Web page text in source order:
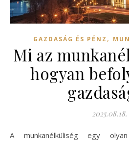
GAZDASÁG ÉS PÉNZ ,
Mi az
hogyan
2025.08.18.
A munkanélküliség egy olyan társadalmi-gazdasági